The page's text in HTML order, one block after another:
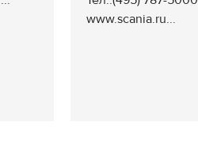
www.scania.ru...